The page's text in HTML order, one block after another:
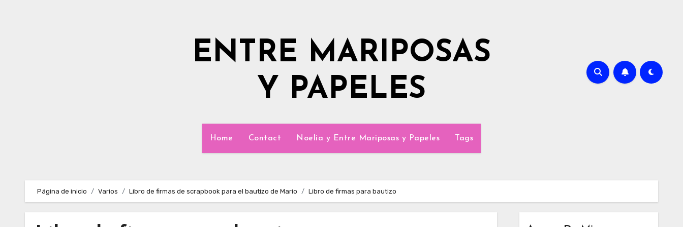
ENTRE MARIPOSAS
Y PAPELES
Home Contact Noelia y Entre Mariposas y Papeles Tags
Página de inicio Varios Libro de firmas de scrapbook para el bautizo de Mario Libro de firmas para bautizo